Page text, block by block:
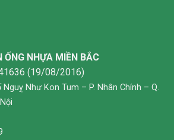
ỐNG NHỰA MIỀN BẮC
(19/08/2016)
Như Kon Tum – P. Nhân Chính – Q.